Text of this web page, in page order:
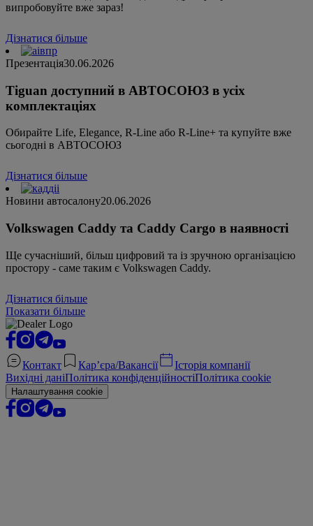
випробовуйте вже зараз!
Дізнатися більше
Презентація30.06.2026
Tiguan доступний в АВТОСОЮЗ в усіх
комплектаціях
Обирайте Life, Elegance, R-Line або R-Line+ та купуйте вже
сьогодні в АВТОСОЮЗ
Дізнатися більше
Новини автосалону20.06.2026
Volkswagen Caddy та Caddy Cargo в наявності
Ще сучасніший, більш цифровий та із зручною організацією
простору - саме таким є Volkswagen Caddy.
Дізнатися більше
Показати більше
Контакт Кар’єра/Вакансії
Історія компанії
Вихідні даніПолітика конфіденційностіПолітика cookie
Налаштування cookie